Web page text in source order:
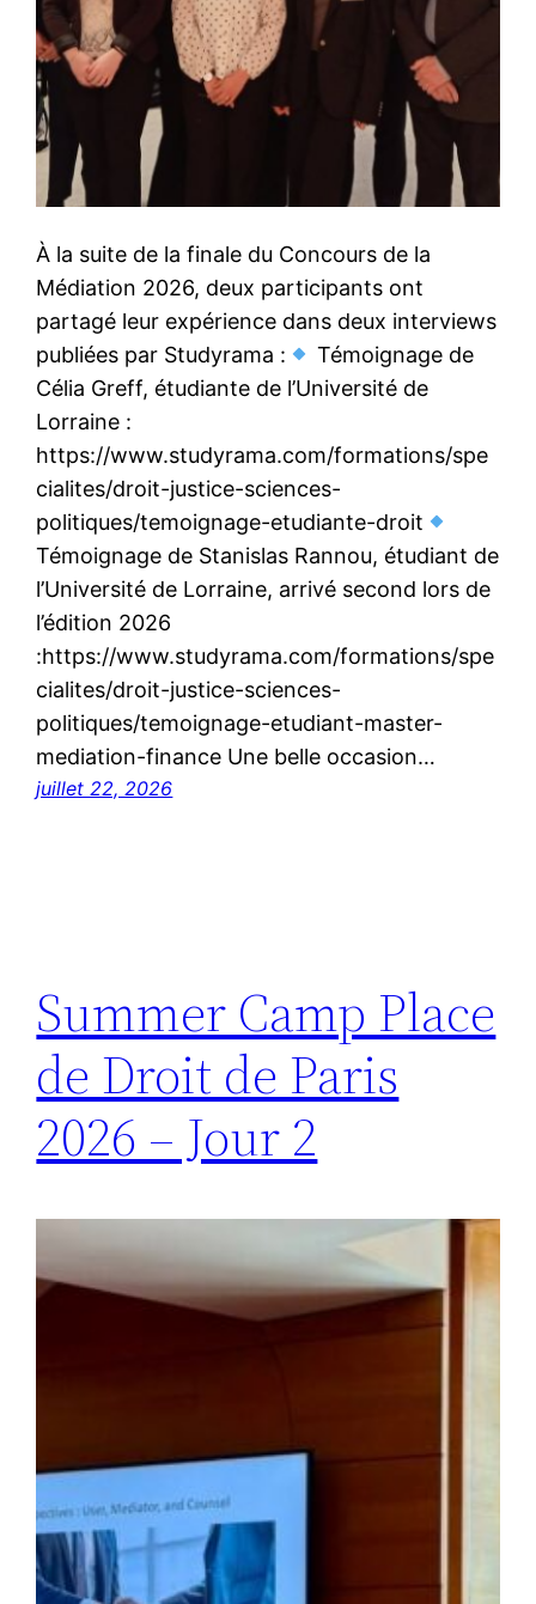
À la suite de la finale du Concours de la
Médiation 2026, deux participants ont
partagé leur expérience dans deux interviews
publiées par Studyrama :
Témoignage de
Célia Greff, étudiante de l’Université de
Lorraine :
https://www.studyrama.com/formations/spe
cialites/droit-justice-sciences-
politiques/temoignage-etudiante-droit
Témoignage de Stanislas Rannou, étudiant de
l’Université de Lorraine, arrivé second lors de
l’édition 2026
:https://www.studyrama.com/formations/spe
cialites/droit-justice-sciences-
politiques/temoignage-etudiant-master-
mediation-finance Une belle occasion…
juillet 22, 2026
Summer Camp Place
de Droit de Paris
2026 – Jour 2